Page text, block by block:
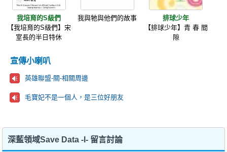
我培育的S級們
【我培育的S級們】宋
室長的半日特休
我與牠與他們的故事
排球少年
【排球少年】青 春 間
隙
宣傳小喇叭
英雄聯盟-關-相關周邊
毛寶妃不是一個人，是三位好朋友
深藍領域Save Data -I- 留言討論